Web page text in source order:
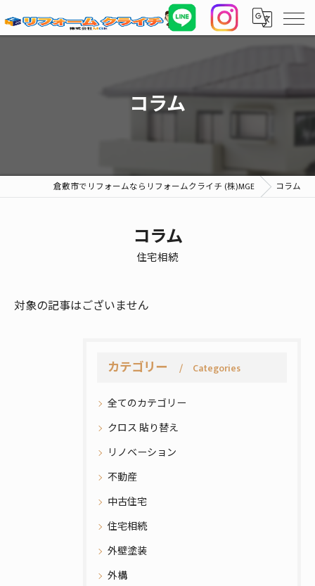
コラム
倉敷市でリフォームならリフォームクライチ (株)MGE コラム
コラム
住宅相続
対象の記事はございません
カテゴリー Categories
全てのカテゴリー
クロス 貼り替え
リノベーション
不動産
中古住宅
住宅相続
外壁塗装
外構